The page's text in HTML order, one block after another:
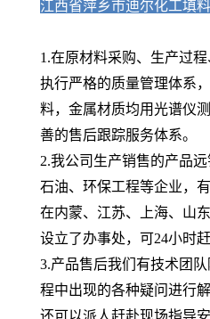
江西省萍乡市迪尔化工填
1.在原材料采购、生产过
执行严格的质量管理体系
料，金属材质均用光谱仪
善的售后跟踪服务体系。
2.我公司生产销售的产品
石油、环保工程等企业，
在内蒙、江苏、上海、山
设立了办事处，可24小时赶
3.产品售后我们有技术团
程中出现的各种疑问进行
还可以派人赶赴现场指导安